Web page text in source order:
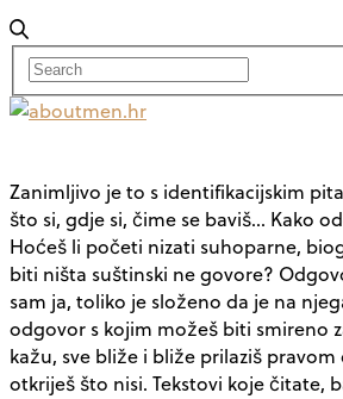
Zanimljivo je to s identifikacijskim
što si, gdje si, čime se baviš... Kako
Hoćeš li početi nizati suhoparne,
biti ništa suštinski ne govore?
sam ja, toliko je složeno da je na
odgovor s kojim možeš biti smireno
kažu, sve bliže i bliže prilaziš
otkriješ što nisi. Tekstovi koje čitate,